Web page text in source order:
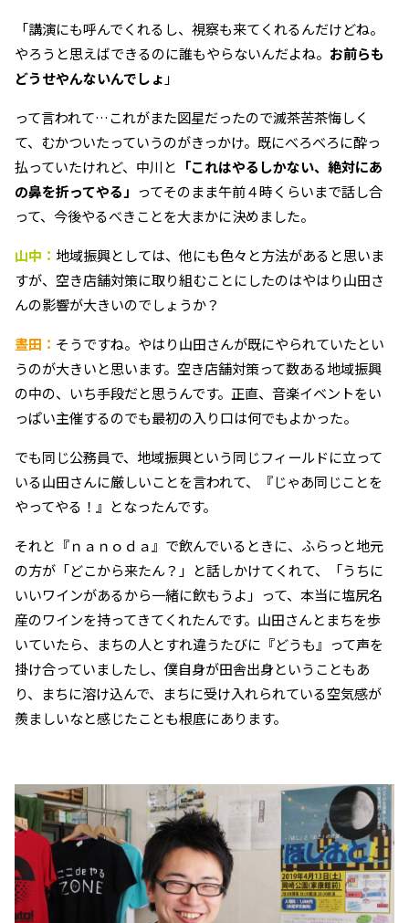
「講演にも呼んでくれるし、視察も来てくれるんだけどね。
やろうと思えばできるのに誰もやらないんだよね。 お前らも
どうせやんないんでしょ 」
って言われて…これがまた図星だったので滅茶苦茶悔しく
て、むかついたっていうのがきっかけ。既にべろべろに酔っ
払っていたけれど、中川と 「これはやるしかない、絶対にあ
の鼻を折ってやる」 ってそのまま午前４時くらいまで話し合
って、今後やるべきことを大まかに決めました。
山中： 地域振興としては、他にも色々と方法があると思いま
すが、空き店舗対策に取り組むことにしたのはやはり山田さ
んの影響が大きいのでしょうか？
晝田： そうですね。やはり山田さんが既にやられていたとい
うのが大きいと思います。空き店舗対策って数ある地域振興
の中の、いち手段だと思うんです。正直、音楽イベントをい
っぱい主催するのでも最初の入り口は何でもよかった。
でも同じ公務員で、地域振興という同じフィールドに立って
いる山田さんに厳しいことを言われて、『じゃあ同じことを
やってやる！』となったんです。
それと『ｎａｎｏｄａ』で飲んでいるときに、ふらっと地元
の方が「どこから来たん？」と話しかけてくれて、「うちに
いいワインがあるから一緒に飲もうよ」って、本当に塩尻名
産のワインを持ってきてくれたんです。山田さんとまちを歩
いていたら、まちの人とすれ違うたびに『どうも』って声を
掛け合っていましたし、僕自身が田舎出身ということもあ
り、まちに溶け込んで、まちに受け入れられている空気感が
羨ましいなと感じたことも根底にあります。